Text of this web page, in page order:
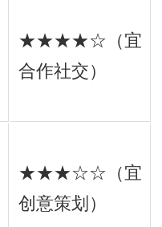
★★★★☆（宜
合作社交）
★★★☆☆（宜
创意策划）